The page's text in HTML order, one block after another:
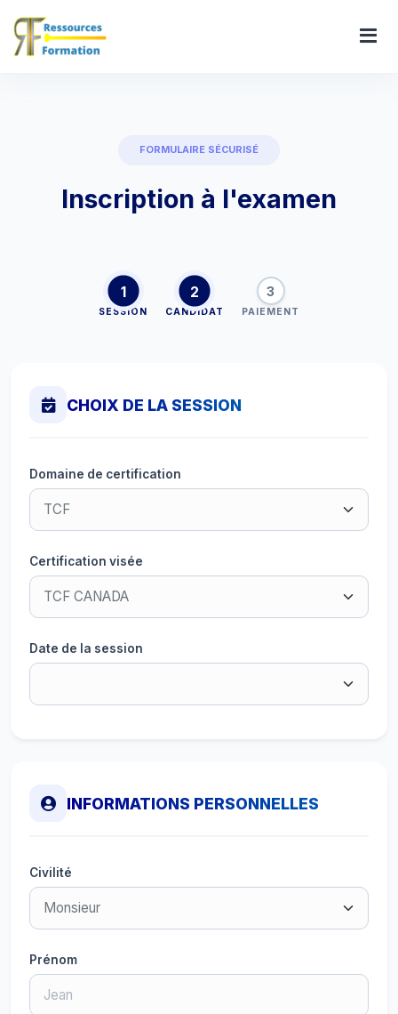
FORMULAIRE SÉCURISÉ
Inscription à l'examen
1
SESSION
2
CANDIDAT
3
PAIEMENT
CHOIX DE LA SESSION
Domaine de certification
Certification visée
Date de la session
INFORMATIONS PERSONNELLES
Civilité
Prénom